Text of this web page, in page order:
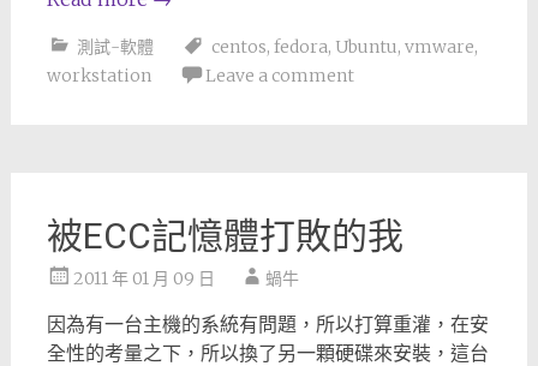
測試-軟體 centos, fedora, Ubuntu, vmware,
workstation
Leave a comment
被ECC記憶體打敗的我
2011 年 01 月 09 日 蝸牛
因為有一台主機的系統有問題，所以打算重灌，在安
全性的考量之下，所以換了另一顆硬碟來安裝，這台